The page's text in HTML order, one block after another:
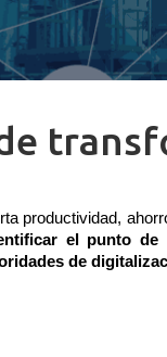
productividad,
el punto de
de